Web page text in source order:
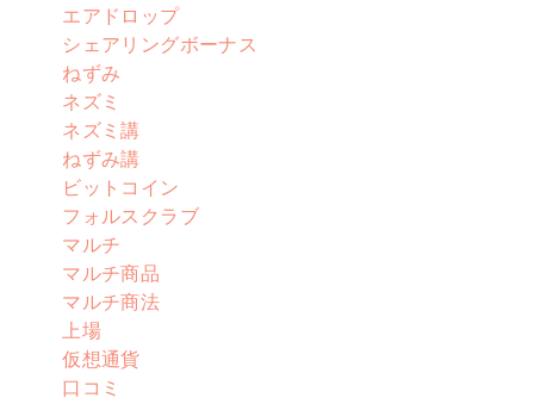
エアドロップ
シェアリングボーナス
ねずみ
ネズミ
ネズミ講
ねずみ講
ビットコイン
フォルスクラブ
マルチ
マルチ商品
マルチ商法
上場
仮想通貨
口コミ